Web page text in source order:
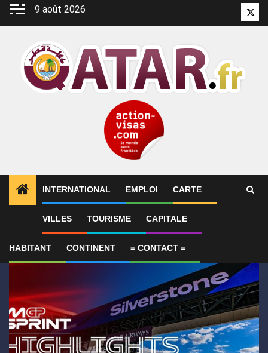
Aller
9 août 2026
INTERNATIONAL EMPLOI CARTE
VILLES TOURISME CAPITALE
HABITANT CONTINENT = CONTACT =
ALERTES INFO 1 GP de Grande-Bretagne –